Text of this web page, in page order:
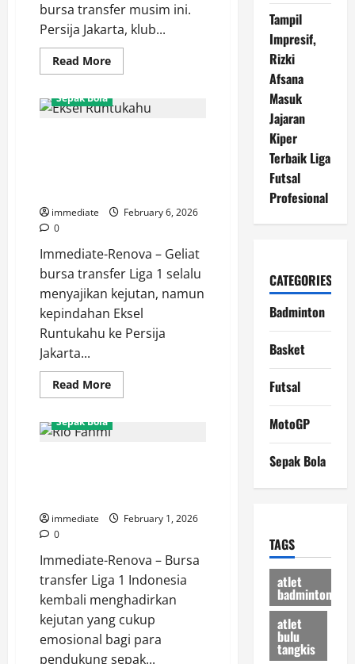
bursa transfer musim ini.
Persija Jakarta, klub...
Read MoreRead
more
Jean
Mota,
Persija
Jakarta
Sepak Bola
immediate
February 6, 2026
0
Immediate-Renova – Geliat
bursa transfer Liga 1 selalu
menyajikan kejutan, namun
kepindahan Eksel
Runtukahu ke Persija
Jakarta...
Read MoreRead
more
yang
“Ngeyel”
Berlabuh
Kota
Sepak Bola
immediate
February 1, 2026
0
Immediate-Renova – Bursa
transfer Liga 1 Indonesia
kembali menghadirkan
kejutan yang cukup
emosional bagi para
pendukung sepak...
Tampil
Impresif,
Rizki
Afsana
Masuk
Jajaran
Kiper
Terbaik Liga
Futsal
Profesional
CATEGORIES
Badminton
Basket
Futsal
MotoGP
Sepak Bola
TAGS
atlet
badminton
atlet
bulu
tangkis